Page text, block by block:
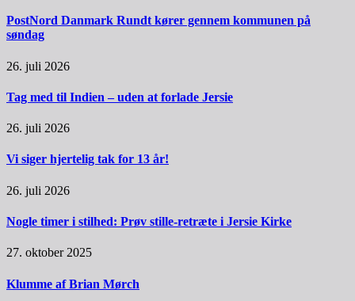
PostNord Danmark Rundt kører gennem kommunen på
søndag
26. juli 2026
Tag med til Indien – uden at forlade Jersie
26. juli 2026
Vi siger hjertelig tak for 13 år!
26. juli 2026
Nogle timer i stilhed: Prøv stille-retræte i Jersie Kirke
27. oktober 2025
Klumme af Brian Mørch